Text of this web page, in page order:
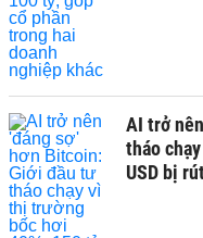
AI trở
tháo
USD bị